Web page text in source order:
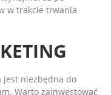
w trakcie trwania
jest niezbędna do
Warto zainwestować